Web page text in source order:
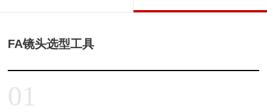
FA镜头选型工具
01